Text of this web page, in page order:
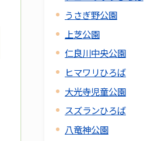
うさぎ野公園
上芝公園
仁良川中央公園
ヒマワリひろば
大光寺児童公園
スズランひろば
八竜神公園